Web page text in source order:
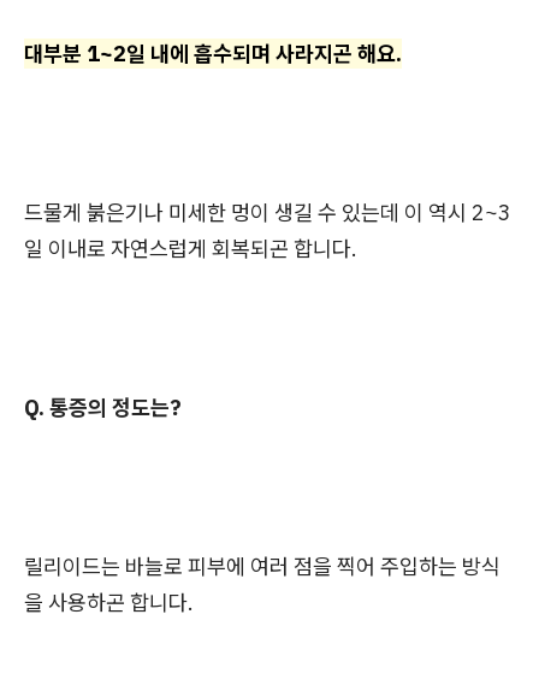
대부분 1~2일 내에 흡수되며 사라지곤 해요.
드물게 붉은기나 미세한 멍이 생길 수 있는데 이 역시 2~3
일 이내로 자연스럽게 회복되곤 합니다.
Q. 통증의 정도는?
릴리이드는 바늘로 피부에 여러 점을 찍어 주입하는 방식
을 사용하곤 합니다.